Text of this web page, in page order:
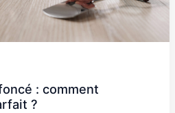
: comment
?